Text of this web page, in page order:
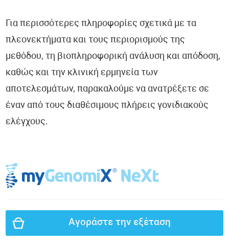
Για περισσότερες πληροφορίες σχετικά με τα
πλεονεκτήματα και τους περιορισμούς της
μεθόδου, τη βιοπληροφορική ανάλυση και απόδοση,
καθώς και την κλινική ερμηνεία των
αποτελεσμάτων, παρακαλούμε να ανατρέξετε σε
έναν από τους διαθέσιμους πλήρεις γονιδιακούς
ελέγχους.
Αγοράστε την εξέταση